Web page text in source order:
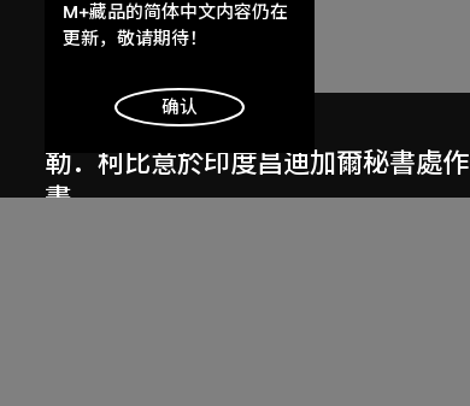
呂西安．埃爾韋
勒．柯比意於印度昌迪加爾秘書處作
畫
提供最好的网站体验。
了解更多
明白
M+藏品的简体中文内容仍在
更新，敬请期待！
确认